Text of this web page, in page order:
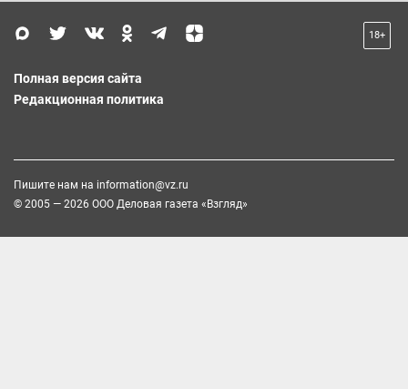
18+
Полная версия сайта
Редакционная политика
Пишите нам на information@vz.ru
© 2005 — 2026 ООО Деловая газета «Взгляд»